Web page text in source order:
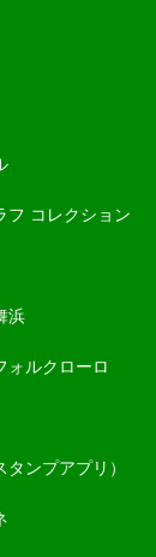
フ コレクション
浜
ォルクローロ
ンプアプリ）